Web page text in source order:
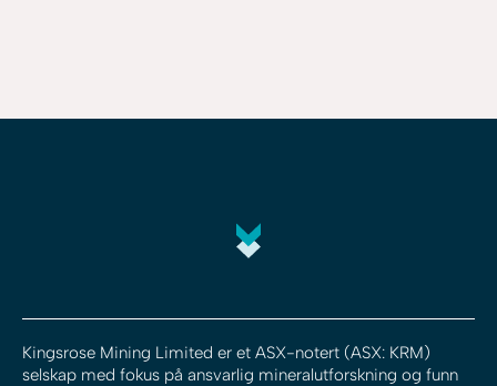
Kingsrose Mining Limited er et ASX-notert (ASX: KRM)
selskap med fokus på ansvarlig mineralutforskning og funn